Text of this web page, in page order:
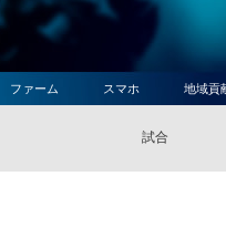
地域貢
スマホ
ファーム
試合